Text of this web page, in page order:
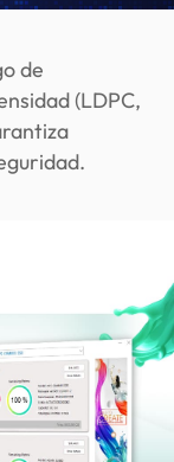
de
(LDPC,